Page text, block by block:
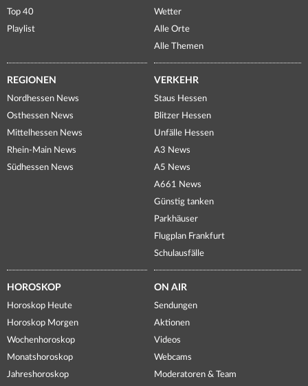
Top 40
Playlist
Wetter
Alle Orte
Alle Themen
REGIONEN
Nordhessen News
Osthessen News
Mittelhessen News
Rhein-Main News
Südhessen News
VERKEHR
Staus Hessen
Blitzer Hessen
Unfälle Hessen
A3 News
A5 News
A661 News
Günstig tanken
Parkhäuser
Flugplan Frankfurt
Schulausfälle
HOROSKOP
Horoskop Heute
Horoskop Morgen
Wochenhoroskop
Monatshoroskop
Jahreshoroskop
ON AIR
Sendungen
Aktionen
Videos
Webcams
Moderatoren & Team